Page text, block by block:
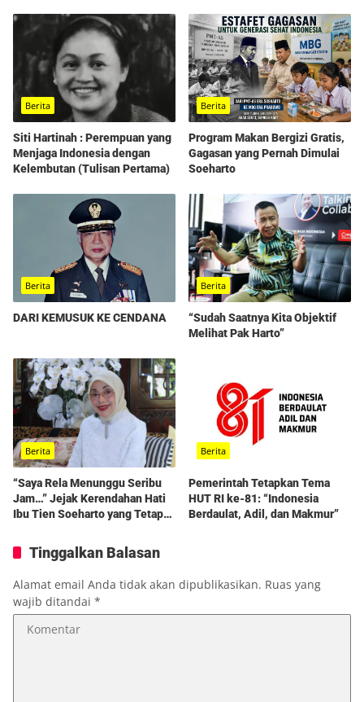
Berita
Siti Hartinah : Perempuan yang
Menjaga Indonesia dengan
Kelembutan (Tulisan Pertama)
Berita
Program Makan Bergizi Gratis,
Gagasan yang Pernah Dimulai
Soeharto
Berita
DARI KEMUSUK KE CENDANA
Berita
“Sudah Saatnya Kita Objektif
Melihat Pak Harto”
Berita
“Saya Rela Menunggu Seribu
Jam…” Jejak Kerendahan Hati
Ibu Tien Soeharto yang Tetap
Berita
Pemerintah Tetapkan Tema
HUT RI ke-81: “Indonesia
Berdaulat, Adil, dan Makmur”
Tinggalkan Balasan
Alamat email Anda tidak akan dipublikasikan. Ruas yang
wajib ditandai *